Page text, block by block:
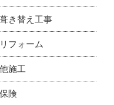
き替え工事
フォーム
施工
険